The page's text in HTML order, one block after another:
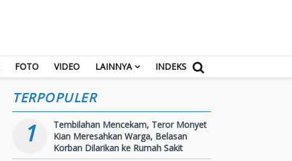
FOTO VIDEO LAINNYA INDEKS
TERPOPULER
1
Tembilahan Mencekam, Teror Monyet
Kian Meresahkan Warga, Belasan
Korban Dilarikan ke Rumah Sakit